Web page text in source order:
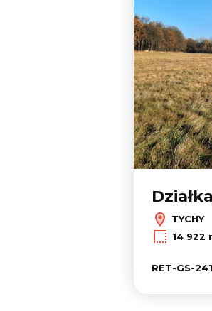
TYCHY
14 922
RET-GS-